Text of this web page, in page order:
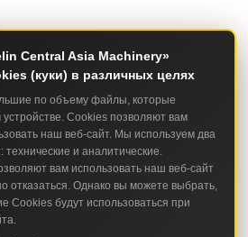
Central Asia Machinery»
(куки) в различных целях
по объему файлы, которые
Cookies позволяют вам
наш веб-сайт. Мы используем два
технические и аналитические.
вам использовать наш веб-сайт
отказаться. Однако вы можете выбрать,
Cookies будут использоваться при